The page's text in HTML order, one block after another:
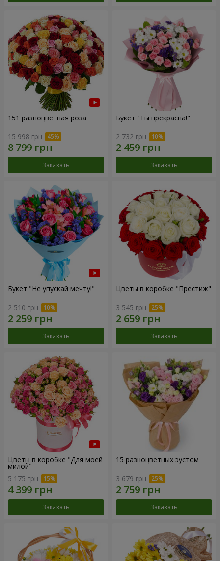
151 разноцветная роза
15 998 грн
Заказать
Букет "Ты прекрасна!"
2 732 грн
Заказать
Букет "Не упускай мечту!"
2 510 грн
Заказать
Цветы в коробке "Престиж"
3 545 грн
Заказать
Цветы в коробке "Для моей
милой"
5 175 грн
Заказать
15 разноцветных эустом
3 679 грн
Заказать